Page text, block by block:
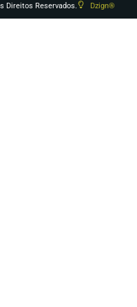
Direitos Reservados. Dzign®